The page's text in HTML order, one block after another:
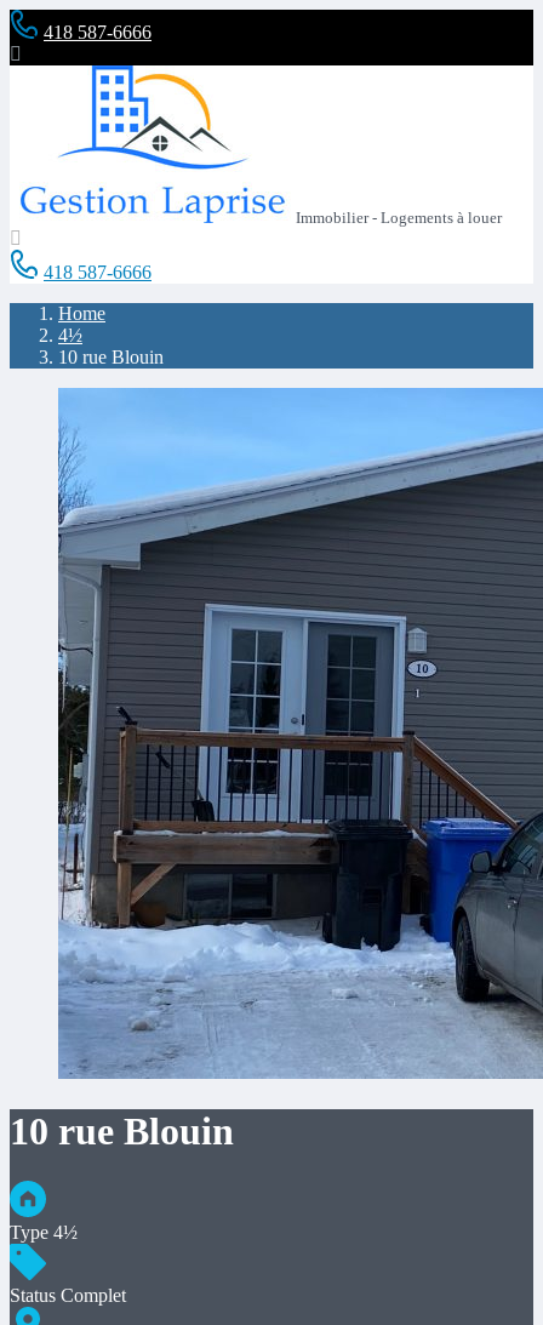
418 587-6666
Immobilier - Logements à louer
418 587-6666
Home
4½
10 rue Blouin
10 rue Blouin
Type 4½
Status Complet